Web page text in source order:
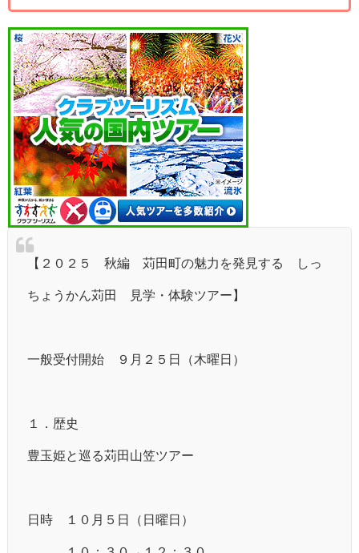
【２０２５ 秋編 苅田町の魅力を発見する しっ
ちょうかん苅田 見学・体験ツアー】
一般受付開始 ９月２５日（木曜日）
１．歴史
豊玉姫と巡る苅田山笠ツアー
日時 １０月５日（日曜日）